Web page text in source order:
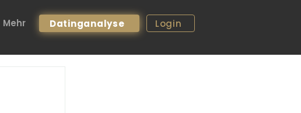
Mehr Datinganalyse Login